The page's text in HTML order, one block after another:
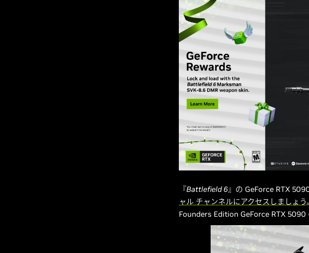
『Battlefield 6』の GeForce RTX
ャル チャンネルにアクセスしましょう
Founders Edition GeForce RTX 5090